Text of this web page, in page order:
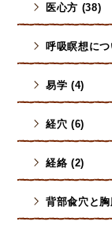
医心方 (38)
呼吸瞑想に
易学 (4)
経穴 (6)
経絡 (2)
背部兪穴と